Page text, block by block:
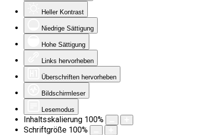
Heller Kontrast
Niedrige Sättigung
Hohe Sättigung
Links hervorheben
Überschriften hervorheben
Bildschirmleser
Lesemodus
Inhaltsskalierung 100%
Schriftgröße 100%